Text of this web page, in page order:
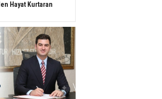
Hayat Kurtaran